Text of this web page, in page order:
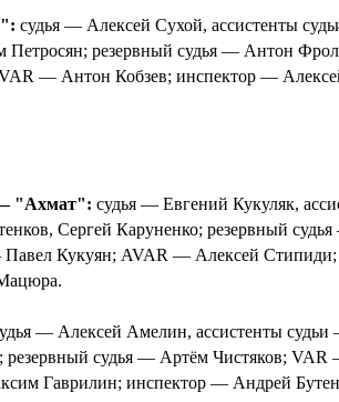
судья — Алексей Сухой, ассистенты
Петросян; резервный судья — Антон
— Антон Кобзев; инспектор —
"Ахмат": судья — Евгений Кукуляк,
Сергей Каруненко; резервный
Кукуян; AVAR — Алексей Стипиди;
— Алексей Амелин, ассистенты
резервный судья — Артём Чистяков;
Гаврилин; инспектор — Андрей